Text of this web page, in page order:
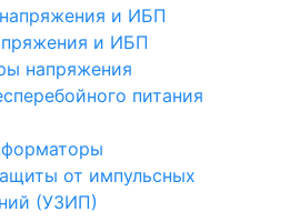
и ИБП
напряжения
питания
от импульсных
(УЗИП)